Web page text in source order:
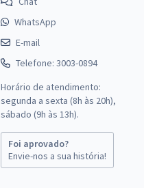
WhatsApp
E-mail
Telefone: 3003-0894
Horário de atendimento:
segunda a sexta (8h às 20h),
sábado (9h às 13h).
Foi aprovado?
Envie-nos a sua história!